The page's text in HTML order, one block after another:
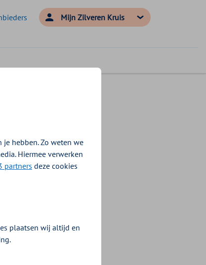
Mijn Zilveren Kruis
je dat voor
niet af.
hebben. Zo weten we
Hiermee verwerken
partners deze cookies
plaatsen wij altijd en